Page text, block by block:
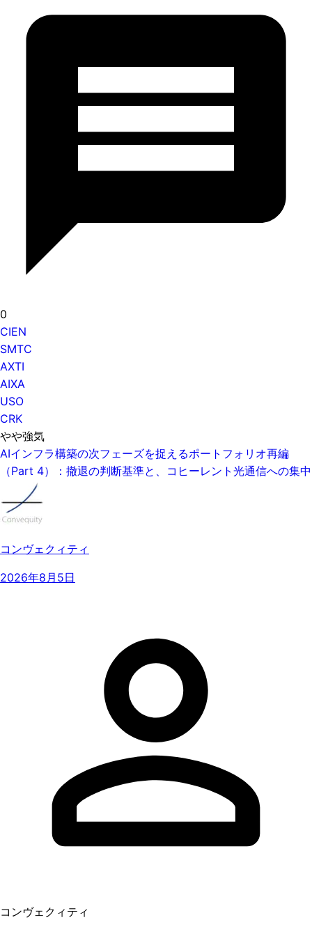
0
CIEN
SMTC
AXTI
AIXA
USO
CRK
やや強気
AIインフラ構築の次フェーズを捉えるポートフォリオ再編
（Part 4）：撤退の判断基準と、コヒーレント光通信への集中
コンヴェクィティ
2026年8月5日
コンヴェクィティ